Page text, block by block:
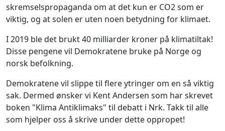
skremselspropaganda om at det kun er CO2 som er
viktig, og at solen er uten noen betydning for klimaet.
I 2019 ble det brukt 40 milliarder kroner på klimatiltak!
Disse pengene vil Demokratene bruke på Norge og
norsk befolkning.
Demokratene vil slippe til flere ytringer om en så viktig
sak. Dermed ønsker vi Kent Andersen som har skrevet
boken "Klima Antiklimaks" til debatt i Nrk. Takk til alle
som hjelper oss å skrive under dette oppropet!